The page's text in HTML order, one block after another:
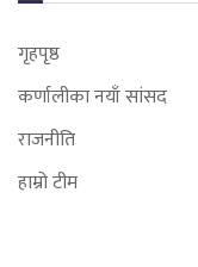
गृहपृष्ठ
कर्णालीका नयाँ सांसद
राजनीति
हाम्रो टीम